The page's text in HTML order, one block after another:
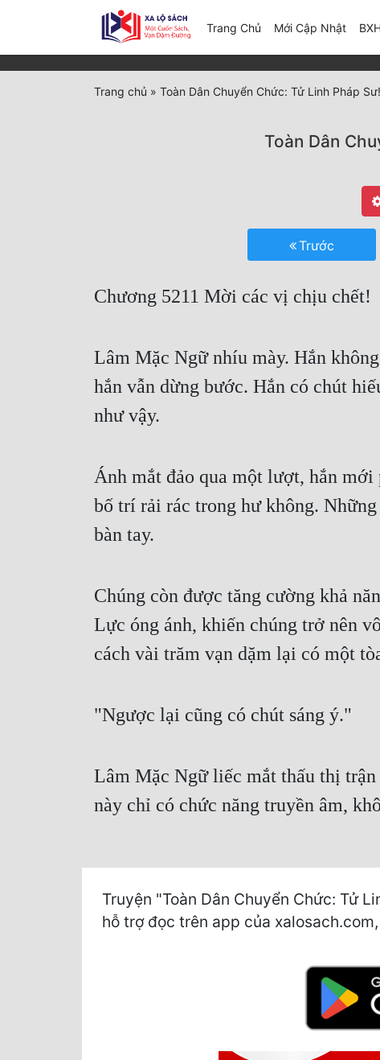
Trang Chủ Mới Cập Nhật
Trang chủ » Toàn Dân Chuyển Chức: Tử Linh Pháp
Toàn Dân
Trước
Chương 5211 Mời các vị chịu chết!
Lâm Mặc Ngữ nhíu mày. Hắn
hắn vẫn dừng bước. Hắn có chút
như vậy.
Ánh mắt đảo qua một lượt, hắn
bố trí rải rác trong hư không.
bàn tay.
Chúng còn được tăng cường khả
Lực óng ánh, khiến chúng trở nên
cách vài trăm vạn dặm lại có một
"Ngược lại cũng có chút sáng ý."
Lâm Mặc Ngữ liếc mắt thấu thị
này chỉ có chức năng truyền âm,
Truyện "Toàn Dân Chuyển Chức: Tử
hỗ trợ đọc trên app của